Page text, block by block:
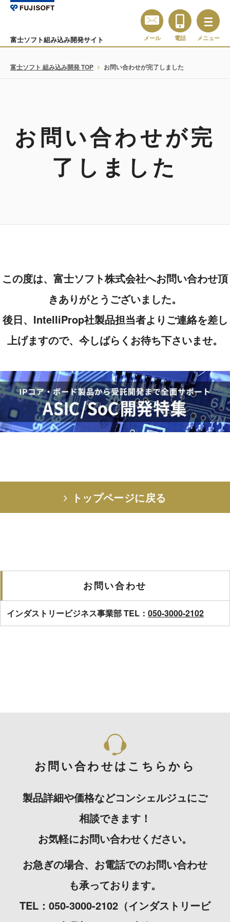
富士ソフト組み込み開発サイト メール 電話 メニュー
富士ソフト 組み込み開発 TOP お問い合わせが完了しました
お問い合わせが完
了しました
この度は、富士ソフト株式会社へお問い合わせ頂
きありがとうございました。
後日、IntelliProp社製品担当者よりご連絡を差し
上げますので、今しばらくお待ち下さいませ。
トップページに戻る
お問い合わせ
インダストリービジネス事業部 TEL： 050-3000-2102
お問い合わせはこちらから
製品詳細や価格などコンシェルジュにご
相談できます！
お気軽にお問い合わせください。
お急ぎの場合、お電話でのお問い合わせ
も承っております。
TEL：050-3000-2102（インダストリービ